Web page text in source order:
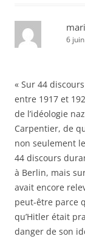
6
« Sur 44
entre 1917 et
de l’idéologie
Carpentier, de
non seulement
44 discours
à Berlin, mais
avait encore
peut-être parce
qu’Hitler était
danger de son